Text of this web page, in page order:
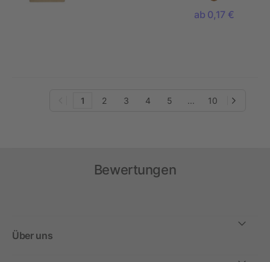
ab 0,17 €
1 2 3 4 5 ... 10
Bewertungen
Über uns